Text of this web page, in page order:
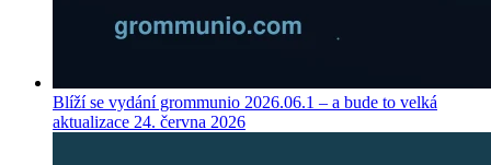
Blíží se vydání grommunio 2026.06.1 – a bude to velká
aktualizace 24. června 2026